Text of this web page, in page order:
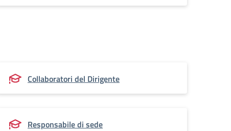
Collaboratori del Dirigente
Responsabile di sede